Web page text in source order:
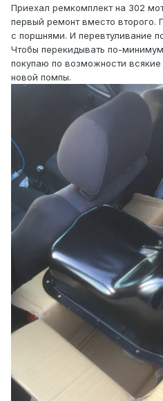
Приехал ремкомплект на 302
первый ремонт вместо второго.
с поршнями. И перевтуливание
Чтобы перекидывать по-
покупаю по возможности
новой помпы.